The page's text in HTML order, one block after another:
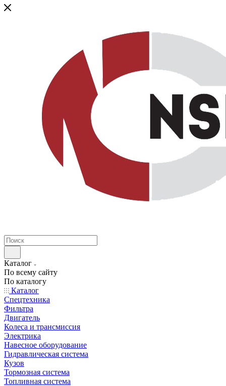
Каталог
По всему сайту
По каталогу
Каталог
Спецтехника
Фильтра
Двигатель
Колеса и трансмиссия
Электрика
Навесное оборудование
Гидравлическая система
Кузов
Тормозная система
Топливная система